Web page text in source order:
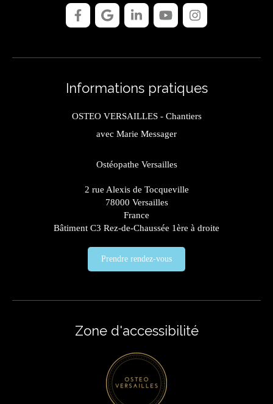
Informations pratiques
OSTEO VERSAILLES - Chantiers
avec Marie Messager
Ostéopathe Versailles
2 rue Alexis de Tocqueville
78000 Versailles
France
Bâtiment C3 Rez-de-Chaussée 1ère à droite
Prendre rendez-vous
Zone d'accessibilité